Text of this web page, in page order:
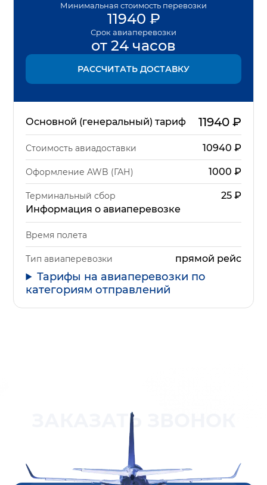
Минимальная стоимость перевозки
11940 ₽
Срок авиаперевозки
от 24 часов
РАССЧИТАТЬ ДОСТАВКУ
Основной (генеральный) тариф 11940₽
Стоимость авиадоставки 10940 ₽
Оформление AWB (ГАН) 1000 ₽
Терминальный сбор 25₽
Информация о авиаперевозке
Время полета
Тип авиаперевозки прямой рейс
Тарифы на авиаперевозки по
категориям отправлений
ЗАКАЗАТЬ ЗВОНОК